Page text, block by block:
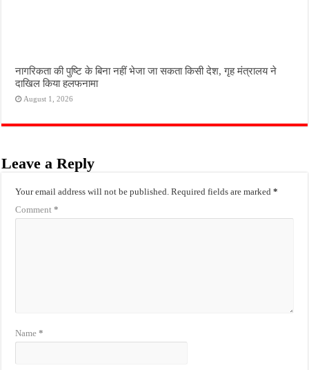
नागरिकता की पुष्टि के बिना नहीं भेजा जा सकता किसी देश, गृह मंत्रालय ने
दाखिल किया हलफनामा
August 1, 2026
Leave a Reply
Your email address will not be published. Required fields are marked*
Comment*
Name*